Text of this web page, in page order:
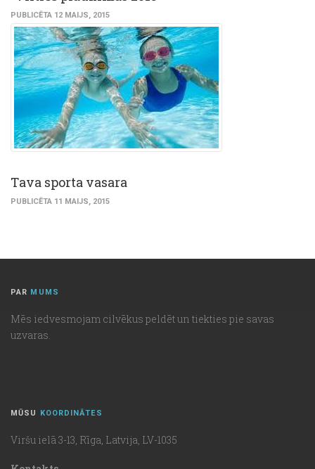
PUBLICĒTA 12 MAIJS, 2015
Тava sporta vasara
PUBLICĒTA 11 MAIJS, 2015
PAR MUMS
Mēs iedvesmojam cilvēkus peldēt un tiekties pie savas
uzvaras.
MŪSU KOORDINĀTES
Viršu ielā 3-13, Rīga, Latvija, LV-1035